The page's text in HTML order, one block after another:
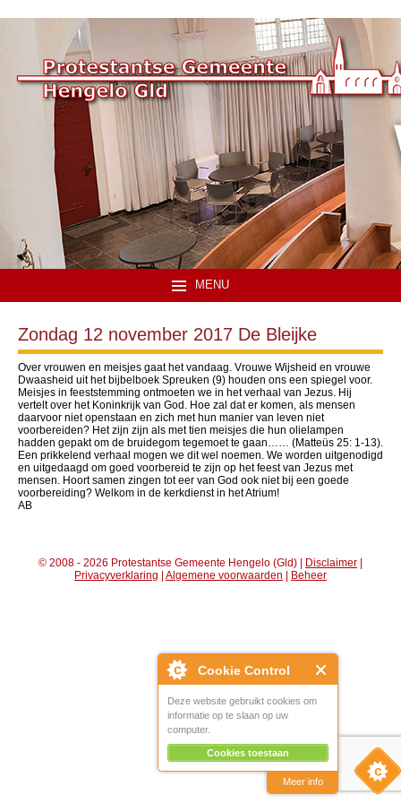
Cookie Control
Deze website gebruikt cookies om
informatie op te slaan op uw
computer.
Cookies toestaan
Meer info
MENU
Zondag 12 november 2017 De Bleijke
Over vrouwen en meisjes gaat het vandaag. Vrouwe Wijsheid en vrouwe
Dwaasheid uit het bijbelboek Spreuken (9) houden ons een spiegel voor.
Meisjes in feeststemming ontmoeten we in het verhaal van Jezus. Hij
vertelt over het Koninkrijk van God. Hoe zal dat er komen, als mensen
daarvoor niet openstaan en zich met hun manier van leven niet
voorbereiden? Het zijn zijn als met tien meisjes die hun olielampen
hadden gepakt om de bruidegom tegemoet te gaan…… (Matteüs 25: 1-13).
Een prikkelend verhaal mogen we dit wel noemen. We worden uitgenodigd
en uitgedaagd om goed voorbereid te zijn op het feest van Jezus met
mensen. Hoort samen zingen tot eer van God ook niet bij een goede
voorbereiding? Welkom in de kerkdienst in het Atrium!
AB
© 2008 - 2026 Protestantse Gemeente Hengelo (Gld) | Disclaimer |
Privacyverklaring | Algemene voorwaarden | Beheer